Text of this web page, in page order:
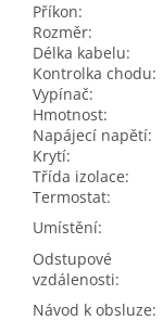
Příkon:
Rozměr:
Délka kabelu:
Kontrolka chodu:
Vypínač:
Hmotnost:
Napájecí napětí:
Krytí:
Třída izolace:
Termostat:
Umístění:
Odstupové
vzdálenosti:
Návod k obsluze: